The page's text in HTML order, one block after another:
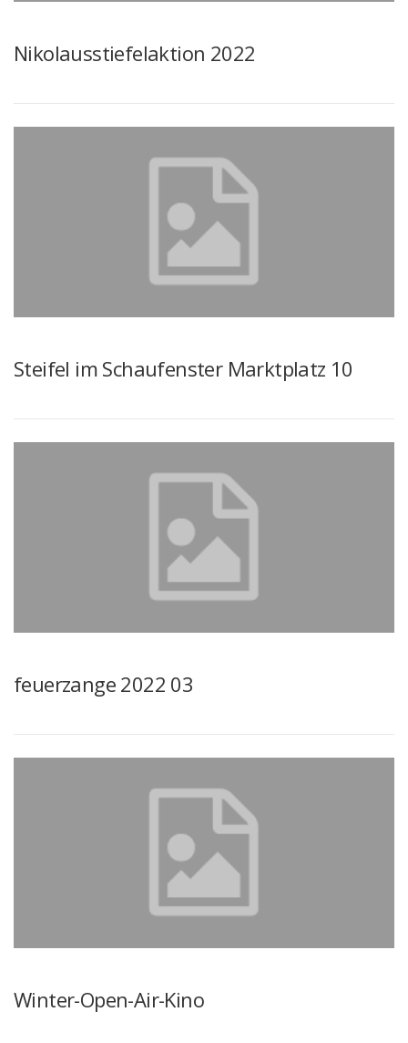
Nikolausstiefelaktion 2022
Steifel im Schaufenster Marktplatz 10
feuerzange 2022 03
Winter-Open-Air-Kino